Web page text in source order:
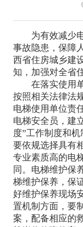
为有效减少电
事故隐患，保障
西省住房城乡建
知，加强对全省
在落实使用单
按照相关法律法
电梯使用单位责
电梯安全员，建
度”工作制度和
要依规选择具有
专业素质高的电
同。电梯维护保
梯维护保养，保
好维护保养现场
置机制方面，要
案，配备相应的